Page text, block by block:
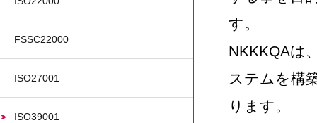
FSSC22000
ISO27001
ISO39001
す。
NKKKQAは
ステムを構
ります。